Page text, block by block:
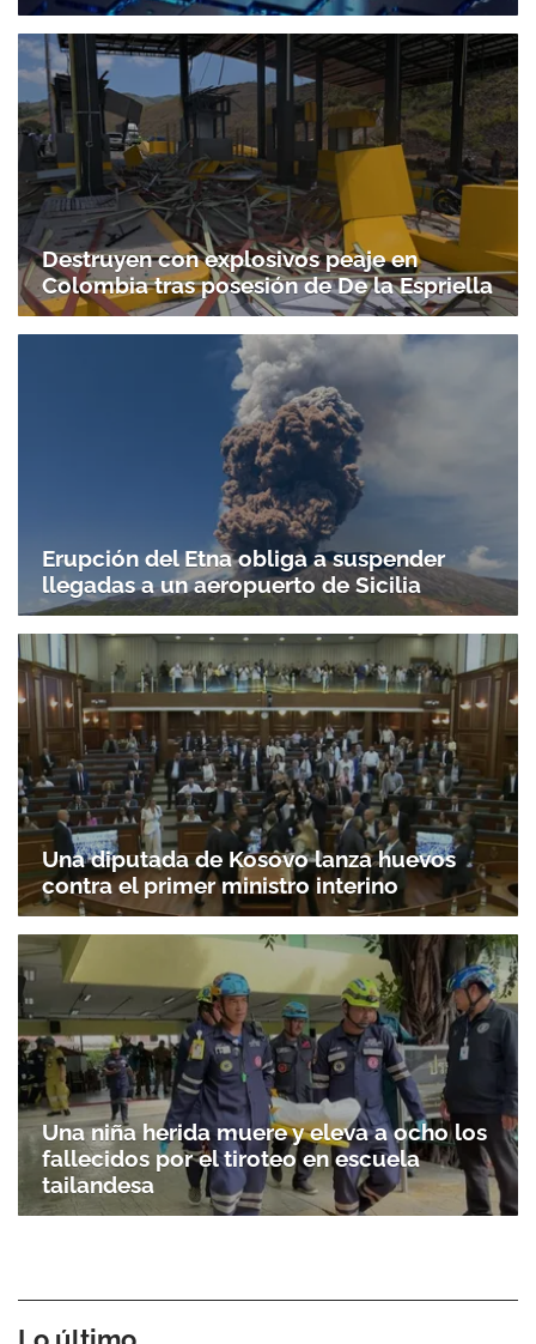
Destruyen con explosivos peaje en
Colombia tras posesión de De la Espriella
Erupción del Etna obliga a suspender
llegadas a un aeropuerto de Sicilia
Una diputada de Kosovo lanza huevos
contra el primer ministro interino
Una niña herida muere y eleva a ocho los
fallecidos por el tiroteo en escuela
tailandesa